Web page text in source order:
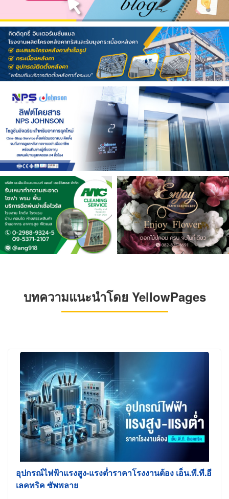
บทความแนะนำโดย YellowPages
อุปกรณ์ไฟฟ้าแรงสูง-แรงต่ำราคาโรงงานต้อง เอ็น.พี.ที.อี
เลคทริค ซัพพลาย